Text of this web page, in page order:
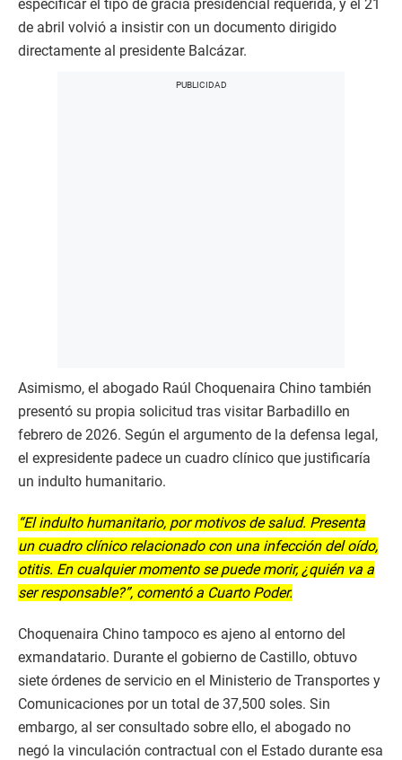
especificar el tipo de gracia presidencial requerida, y el 21
de abril volvió a insistir con un documento dirigido
directamente al presidente Balcázar.
Asimismo, el abogado Raúl Choquenaira Chino también
presentó su propia solicitud tras visitar Barbadillo en
febrero de 2026. Según el argumento de la defensa legal,
el expresidente padece un cuadro clínico que justificaría
un indulto humanitario.
“El indulto humanitario, por motivos de salud. Presenta
un cuadro clínico relacionado con una infección del oído,
otitis. En cualquier momento se puede morir, ¿quién va a
ser responsable?”, comentó a Cuarto Poder.
Choquenaira Chino tampoco es ajeno al entorno del
exmandatario. Durante el gobierno de Castillo, obtuvo
siete órdenes de servicio en el Ministerio de Transportes y
Comunicaciones por un total de 37,500 soles. Sin
embargo, al ser consultado sobre ello, el abogado no
negó la vinculación contractual con el Estado durante esa